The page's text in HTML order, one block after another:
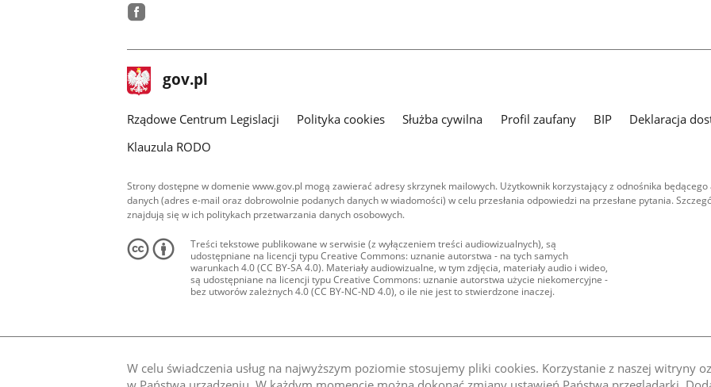
W celu świadczenia usług na najwyższym poziomie stosujemy pliki cookies. Korzystanie z naszej witryny
stopka
gov.pl Strona
gov.pl
Rządowe Centrum Legislacji Polityka cookies Służba cywilna Profil zaufany BIP
Deklaracja
Klauzula RODO
Strony dostępne w domenie www.gov.pl mogą zawierać adresy skrzynek mailowych. Użytkownik korzystający z odnośnika
danych (adres e-mail oraz dobrowolnie podanych danych w wiadomości) w celu przesłania odpowiedzi na przesłane pytania.
znajdują się w ich politykach przetwarzania danych osobowych.
Treści tekstowe publikowane w serwisie (z wyłączeniem treści audiowizualnych), są
udostępniane na licencji typu Creative Commons: uznanie autorstwa - na tych samych
warunkach 4.0 (CC BY-SA 4.0). Materiały audiowizualne, w tym zdjęcia, materiały audio i wideo,
są udostępniane na licencji typu Creative Commons: uznanie autorstwa użycie niekomercyjne -
bez utworów zależnych 4.0 (CC BY-NC-ND 4.0), o ile nie jest to stwierdzone inaczej.